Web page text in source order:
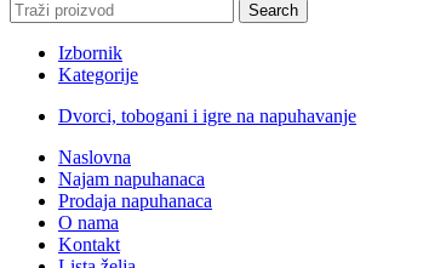
Search
Izbornik
Kategorije
Dvorci, tobogani i igre na napuhavanje
Naslovna
Najam napuhanaca
Prodaja napuhanaca
O nama
Kontakt